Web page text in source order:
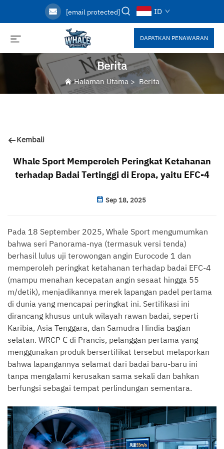
[email protected] ID
DAPATKAN PENAWARAN
Berita
Halaman Utama > Berita
Kembali
Whale Sport Memperoleh Peringkat Ketahanan
terhadap Badai Tertinggi di Eropa, yaitu EFC-4
Sep 18, 2025
Pada 18 September 2025, Whale Sport mengumumkan
bahwa seri Panorama-nya (termasuk versi tenda)
berhasil lulus uji terowongan angin Eurocode 1 dan
memperoleh peringkat ketahanan terhadap badai EFC-4
(mampu menahan kecepatan angin sesaat hingga 55
m/detik), menjadikannya merek lapangan padel pertama
di dunia yang mencapai peringkat ini. Sertifikasi ini
dirancang khusus untuk wilayah rawan badai, seperti
Karibia, Asia Tenggara, dan Samudra Hindia bagian
selatan. WRCP C di Prancis, pelanggan pertama yang
menggunakan produk bersertifikat tersebut melaporkan
bahwa lapangannya selamat dari badai baru-baru ini
tanpa mengalami kerusakan sama sekali dan bahkan
berfungsi sebagai tempat perlindungan sementara.